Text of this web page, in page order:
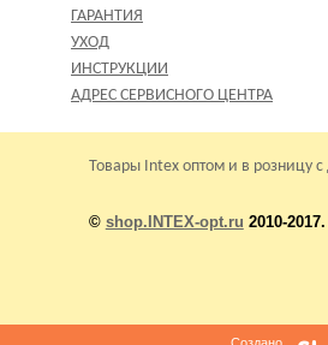
ГАРАНТИЯ
УХОД
ИНСТРУКЦИИ
АДРЕС СЕРВИСНОГО ЦЕНТРА
Товары Intex оптом и в розницу
© shop.INTEX-opt.ru 2010-2017.